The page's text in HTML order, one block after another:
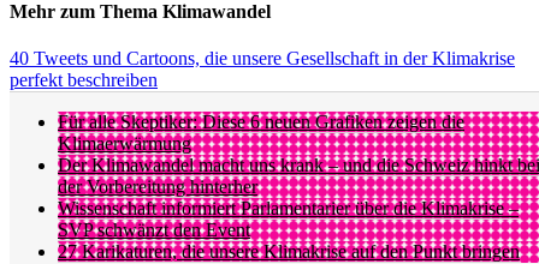
Mehr zum Thema Klimawandel
40 Tweets und Cartoons, die unsere Gesellschaft in der Klimakrise
perfekt beschreiben
Für alle Skeptiker: Diese 6 neuen Grafiken zeigen die
Klimaerwärmung
Der Klimawandel macht uns krank – und die Schweiz hinkt bei
der Vorbereitung hinterher
Wissenschaft informiert Parlamentarier über die Klimakrise –
SVP schwänzt den Event
27 Karikaturen, die unsere Klimakrise auf den Punkt bringen